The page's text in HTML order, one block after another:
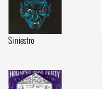
Siniestro